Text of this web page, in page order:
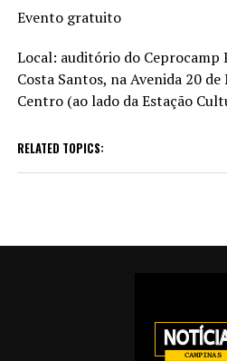
Evento gratuito
Local: auditório do
Costa Santos, na Avenida 20
Centro (ao lado da Estação
RELATED TOPICS: